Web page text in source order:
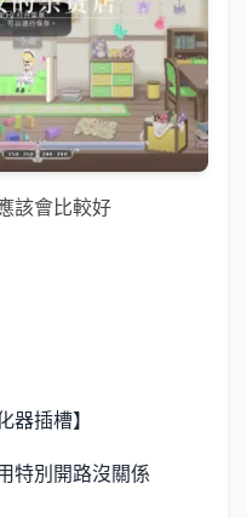
該會比較好
插槽】
特別開路沒關係